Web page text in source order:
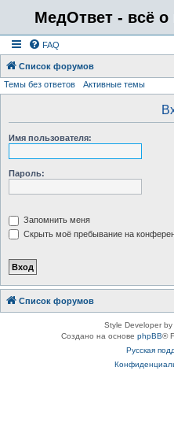
МедОтвет - всё
FAQ
Список форумов
Темы без ответов Активные темы
Имя пользователя:
Пароль:
Запомнить меня
Скрыть моё пребывание на
Список форумов
Style Developer
Создано на основе phpBB®
Русская